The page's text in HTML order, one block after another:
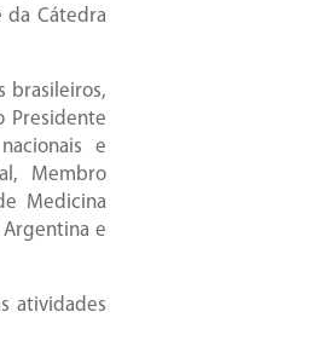
da Cátedra
brasileiros,
Presidente
e
Membro
Medicina
e
atividades